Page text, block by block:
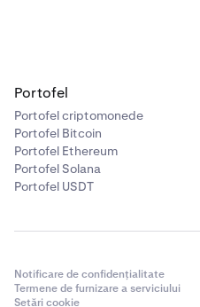
Portofel
Portofel criptomonede
Portofel Bitcoin
Portofel Ethereum
Portofel Solana
Portofel USDT
Notificare de confidențialitate
Termene de furnizare a serviciului
Setări cookie